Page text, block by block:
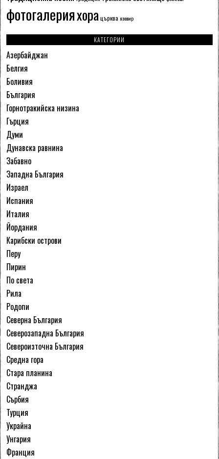
фотогалерияхорацърква язовир
КАТЕГОРИИ
Азербайджан
Белгия
Боливия
България
Горнотракийска низина
Гърция
Думи
Дунавска равнина
Забавно
Западна България
Израел
Испания
Италия
Йордания
Карибски острови
Перу
Пирин
По света
Рила
Родопи
Северна България
Северозападна България
Североизточна България
Средна гора
Стара планина
Странджа
Сърбия
Турция
Украйна
Унгария
Франция